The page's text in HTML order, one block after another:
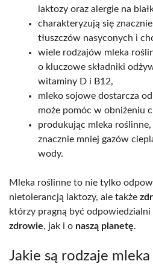
laktozy oraz alergie na
charakteryzują się
tłuszczów nasyconych i
wiele rodzajów mleka
o kluczowe składniki
witaminy D i B12,
mleko sojowe dostarcza
może pomóc w obniżeniu
produkując mleka
znacznie mniej gazów
wody.
Mleka roślinne to nie tylko
nietolerancją laktozy, ale także
którzy pragną być
zdrowie, jak i o naszą planetę.
Jakie są rodzaje